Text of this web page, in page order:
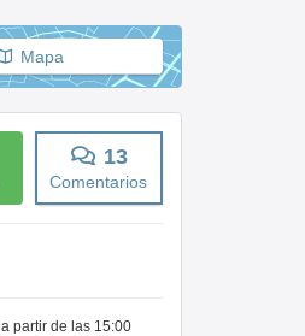
Mapa
13
Comentarios
a partir de las 15:00